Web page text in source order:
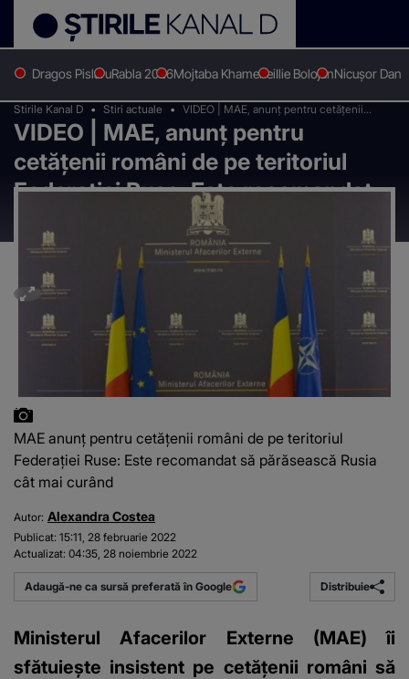
Dragos PislaruRabla 2026Mojtaba KhameneiIlie BolojanNicușor Dan
Stirile Kanal D Stiri actuale
VIDEO | MAE, anunț pentru cetățenii
români de pe teritoriul Federației Ruse:
Este recomandat să părăsească Rusia cât
mai curând
VIDEO | MAE, anunț pentru
cetățenii români de pe teritoriul
Federației Ruse: Este recomandat
să părăsească Rusia cât mai curând
MAE anunț pentru cetățenii români de pe teritoriul
Federației Ruse: Este recomandat să părăsească Rusia
cât mai curând
Autor: Alexandra Costea
Publicat: 15:11, 28 februarie 2022
Actualizat: 04:35, 28 noiembrie 2022
Adaugă-ne ca sursă preferată în Google Distribuie
Ministerul Afacerilor Externe (MAE) îi
sfătuiește insistent pe cetăţenii români să